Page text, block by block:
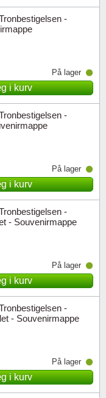
-
På lager
i kurv
-
På lager
i kurv
-
- Souvenirmappe
På lager
i kurv
-
- Souvenirmappe
På lager
i kurv